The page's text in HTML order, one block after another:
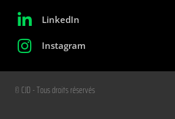
LinkedIn
Instagram
© CJD - Tous droits réservés